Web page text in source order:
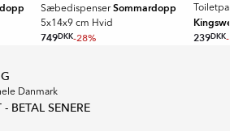
SæbedispenserSommardopp
5x14x9 cm Hvid
749DKK-28%
239DKK
Danmark
BETAL SENERE